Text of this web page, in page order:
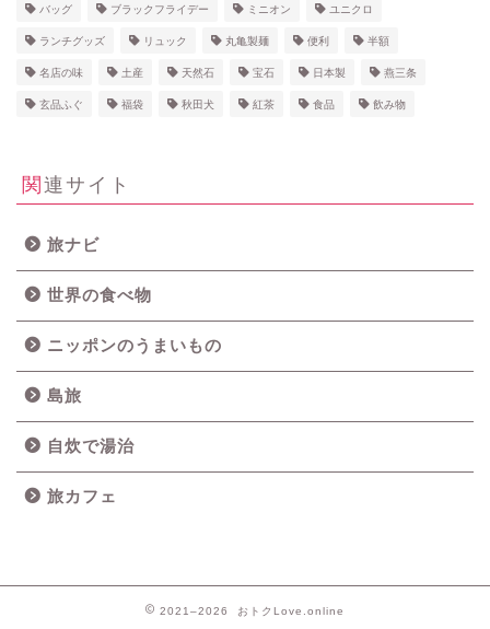
バッグ ブラックフライデー ミニオン ユニクロ
ランチグッズ リュック 丸亀製麺 便利 半額
名店の味 土産 天然石 宝石 日本製 燕三条
玄品ふぐ 福袋 秋田犬 紅茶 食品 飲み物
関連サイト
旅ナビ
世界の食べ物
ニッポンのうまいもの
島旅
自炊で湯治
旅カフェ
2021–2026 おトクLove.online